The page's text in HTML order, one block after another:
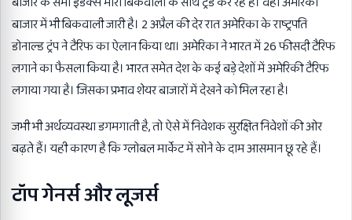
बाजार में भी बिकवाली जारी है। 2 अप्रैल की देर रात अमेरिका के राष्ट्रपति
डोनाल्ड ट्रंप ने टैरिफ का ऐलान किया था। अमेरिका ने भारत में 26 फीसदी टैरिफ
लगाने का फैसला किया है। भारत समेत देश के कई बड़े देशों में अमेरिकी टैरिफ
लगाया गया है। जिसका प्रभाव शेयर बाजारों में देखने को मिल रहा है।
जभी भी अर्थव्यवस्था डगमगाती है, तो ऐसे में निवेशक सुरक्षित निवेशों की ओर
बढ़ते हैं। यही कारण है कि ग्लोबल मार्केट में सोने के दाम आसमान छू रहे हैं।
टॉप गेनर्स और लूजर्स